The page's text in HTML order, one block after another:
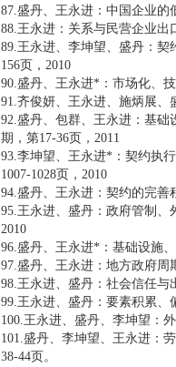
87.盛丹、王永进：中国企业的
88.王永进：关系与民营企业
89.王永进、李坤望、盛丹：
156页，2010
90.盛丹、王永进*：市场化、
91.齐俊妍、王永进、施炳展、
92.盛丹、包群、王永进：基
期，第17-36页，2011
93.李坤望、王永进*：契约执
1007-1028页，2010
94.盛丹、王永进：契约的完善
95.王永进、盛丹：政府管制、
2010
96.盛丹、王永进*：基础设施
97.盛丹、王永进：地方政府周
98.王永进、盛丹：社会信任与
99.王永进、盛丹：要素积累、
100.王永进、盛丹、李坤望：
101.盛丹、李坤望、王永进：
38-44页。